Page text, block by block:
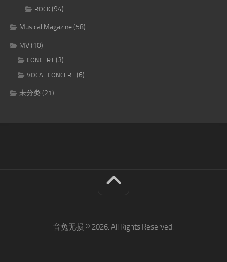
ROCK (94)
Musical Magazine(58)
MV(10)
CONCERT (3)
VOCAL CONCERT (6)
未分类(21)
音兔无损 © 2026. All Rights Reserved.